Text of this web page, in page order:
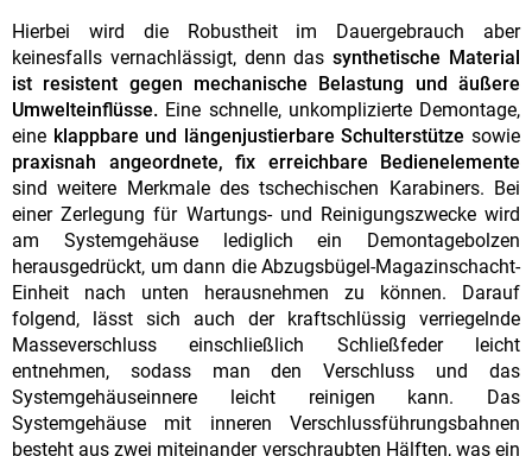
Hierbei wird die Robustheit im Dauergebrauch aber
keinesfalls vernachlässigt, denn dassynthetische Material
ist resistent gegen mechanische Belastung und äußere
Umwelteinflüsse. Eine schnelle, unkomplizierte Demontage,
eine klappbare und längenjustierbare Schulterstütze sowie
praxisnah angeordnete, fix erreichbare Bedienelemente
sind weitere Merkmale des tschechischen Karabiners. Bei
einer Zerlegung für Wartungs- und Reinigungszwecke wird
am Systemgehäuse lediglich ein Demontagebolzen
herausgedrückt, um dann die Abzugsbügel-Magazinschacht-
Einheit nach unten herausnehmen zu können. Darauf
folgend, lässt sich auch der kraftschlüssig verriegelnde
Masseverschluss einschließlich Schließfeder leicht
entnehmen, sodass man den Verschluss und das
Systemgehäuseinnere leicht reinigen kann. Das
Systemgehäuse mit inneren Verschlussführungsbahnen
besteht aus zwei miteinander verschraubten Hälften, was ein